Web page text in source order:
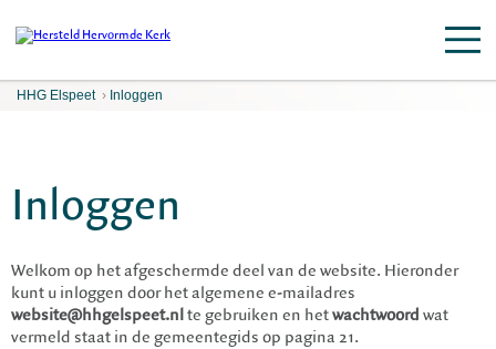
HHG Elspeet › Inloggen
Inloggen
Welkom op het afgeschermde deel van de website. Hieronder
kunt u inloggen door het algemene e-mailadres
website@hhgelspeet.nlte gebruiken en hetwachtwoord wat
vermeld staat in de gemeentegids op pagina 21.